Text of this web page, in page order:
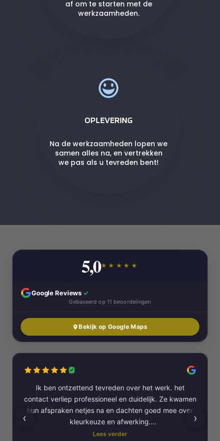
af om te starten met de
werkzaamheden.
OPLEVERING
Na de werkzaamheden lopen we
samen alles na, en vertrekken
we pas als u tevreden bent!
5,0★★★★★
Google Reviews ✓
Gebaseerd op 11 beoordelingen
Bekijk op Google Maps
Ik ben ontzettend tevreden over het werk. het
contact verliep professioneel en duidelijk. Ze kwamen
hun afspraken netjes na en dachten goed mee over
kleurkeuze en afwerking.
Lees verder
‹ ›